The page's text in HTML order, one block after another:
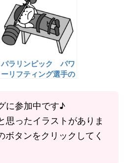
パラリンピック パワ
ーリフティング選手の
に参加中です♪
思ったイラストがありま
ボタンをクリックしてく